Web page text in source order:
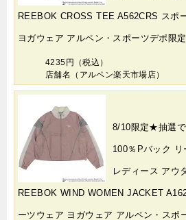
REEBOK CROSS TEE A562CRS スポ
ヨガウェア アルペン・スポーツデポ限
4235円（税込）
店舗名（アルペン楽天市場店）
8/10限定★抽選
100％Pバック リ
レディース アウ
REEBOK WIND WOMEN JACKET
ーツウェア ヨガウェア アルペン・スポ